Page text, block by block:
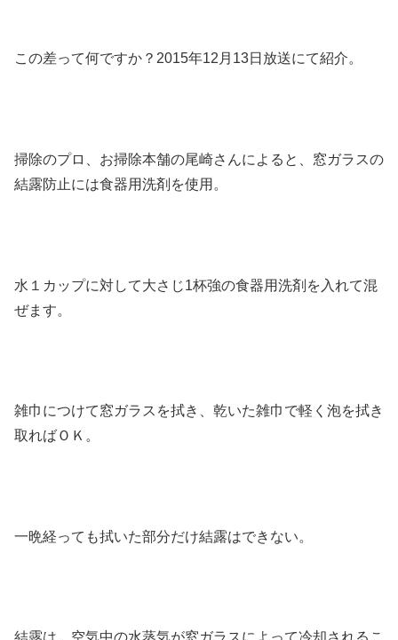
この差って何ですか？2015年12月13日放送にて紹介。
掃除のプロ、お掃除本舗の尾崎さんによると、窓ガラスの
結露防止には食器用洗剤を使用。
水１カップに対して大さじ1杯強の食器用洗剤を入れて混
ぜます。
雑巾につけて窓ガラスを拭き、乾いた雑巾で軽く泡を拭き
取ればＯＫ。
一晩経っても拭いた部分だけ結露はできない。